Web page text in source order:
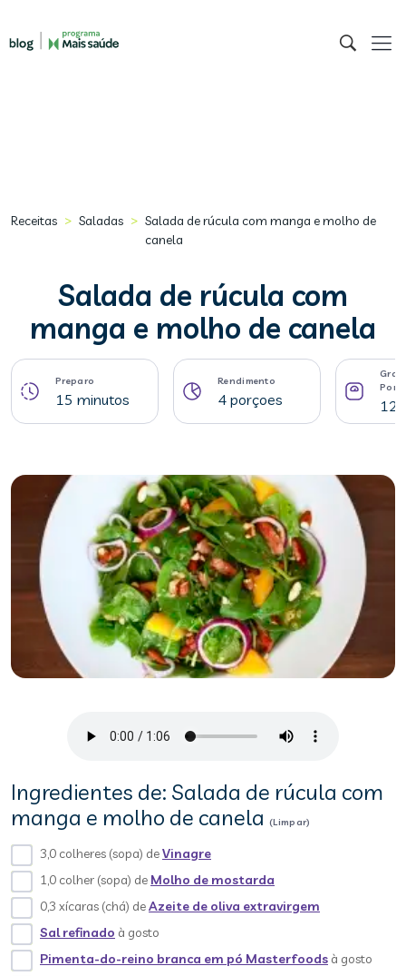
Receitas > Saladas > Salada de rúcula com manga e molho de
canela
Salada de rúcula com
manga e molho de canela
Preparo
15 minutos
Rendimento
4 porçoes
Ingredientes de: Salada de rúcula com
manga e molho de canela (Limpar)
3,0 colheres (sopa) deVinagre
1,0 colher (sopa) de Molho de mostarda
0,3 xícaras (chá) deAzeite de oliva extravirgem
Sal refinado à gosto
Pimenta-do-reino branca em pó Masterfoods à gosto